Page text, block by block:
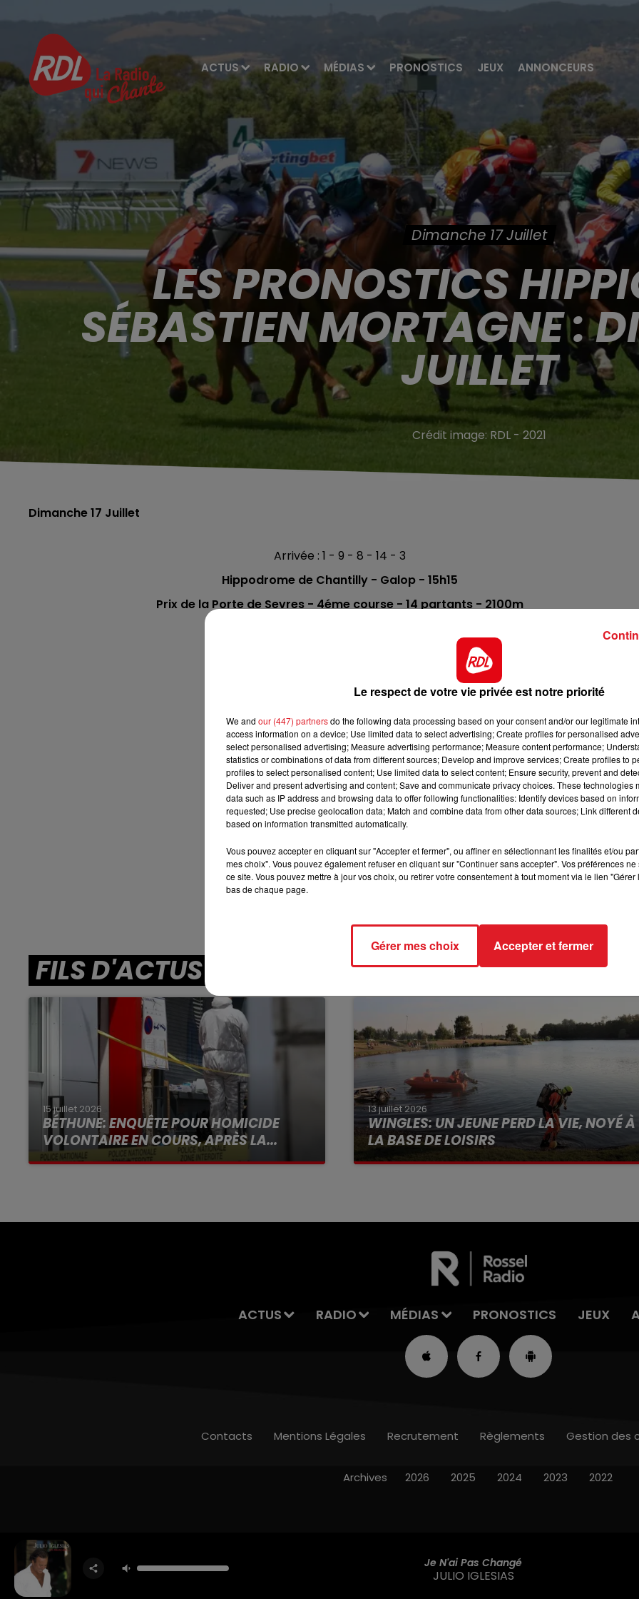
ACTUS RADIO MÉDIAS PRONOSTICS JEUX ANNONCEURS
11h00 - 12h00
SUR UN AIR D'ACCORDÉON
Dimanche 17 Juillet
LES PRONOSTICS
SÉBASTIEN MORTAGNE :
JUILLET
Crédit image: RDL - 2021
Dimanche 17 Juillet
Arrivée : 1 - 9 - 8 - 14 - 3
Hippodrome de Chantilly - Galop - 15h15
Prix de la Porte de Sevres- 4émecourse - 14 partants - 2100m
Ma dernière minute : 3 MY CHARMING PRINCE
1 HOOKING :
6 BAZOQUES :
8 RONALDO :
13 ON Y VA:
5 COSMAS :
9 EL MANIFICIO :
************
En direct des pistes
FILS D'ACTUS
15 juillet 2026
BÉTHUNE: ENQUÊTE POUR HOMICIDE
VOLONTAIRE EN COURS, APRÈS LA...
Selon les premiers éléments, le logement
13 juillet 2026
WINGLES: UN JEUNE PERD LA VIE, NOYÉ À
LA BASE DE LOISIRS
La victime a coulé à pic
RDL WEEK-END
11h00 - 12h00
ACTUS RADIO MÉDIAS PRONOSTICS JEUX
Je N'ai Pas Changé
JULIO IGLESIAS
Contacts Mentions Légales Recrutement Règlements Gestion des
Archives 2026 2025 2024 2023 2022
Le respect de votre vie privée est notre priorité
We and our (447) partnersdo the following data processing based on your consent and/or our legitimate
access information on a device; Use limited data to select advertising; Create profiles for personalised
select personalised advertising; Measure advertising performance; Measure content performance;
statistics or combinations of data from different sources; Develop and improve services; Create profiles to
profiles to select personalised content; Use limited data to select content; Ensure security, prevent and
Deliver and present advertising and content; Save and communicate privacy choices. These technologies
data such as IP address and browsing data to offer following functionalities: Identify devices based on
requested; Use precise geolocation data; Match and combine data from other data sources; Link different
based on information transmitted automatically.
Vous pouvez accepter en cliquant sur "Accepter et fermer", ou affiner en sélectionnant les finalités et/ou
mes choix". Vous pouvez également refuser en cliquant sur "Continuer sans accepter". Vos préférences
ce site. Vous pouvez mettre à jour vos choix, ou retirer votre consentement à tout moment via le lien
bas de chaque page.
Gérer mes choix Accepter et fermer